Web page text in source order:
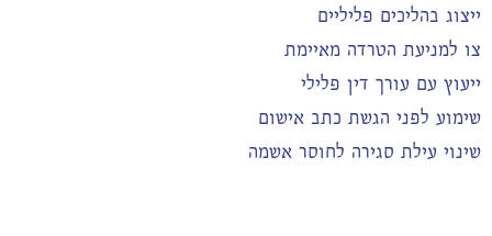
ייצוג בהליכים פליליים
צו למניעת הטרדה מאיימת
ייעוץ עם עורך דין פלילי
שימוע לפני הגשת כתב אישום
שינוי עילת סגירה לחוסר אשמה